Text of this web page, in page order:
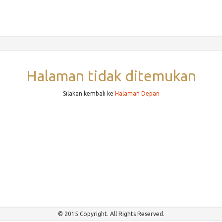
Halaman tidak ditemukan
Silakan kembali ke Halaman Depan
© 2015 Copyright. All Rights Reserved.